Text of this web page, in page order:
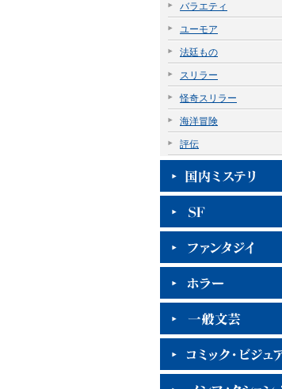
バラエティ
ユーモア
法廷もの
スリラー
怪奇スリラー
海洋冒険
評伝